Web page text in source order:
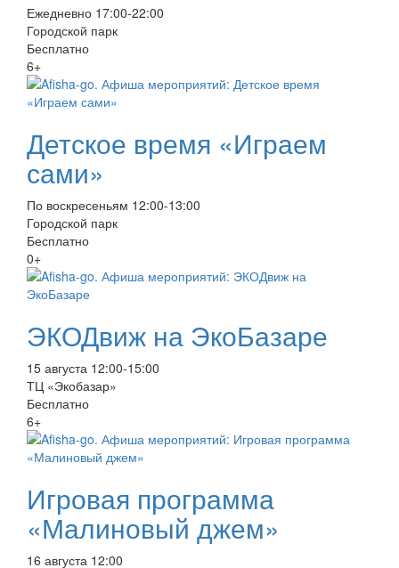
Ежедневно 17:00-22:00
Городской парк
Бесплатно
6+
Детское время «Играем
сами»
По воскресеньям 12:00-13:00
Городской парк
Бесплатно
0+
ЭКОДвиж на ЭкоБазаре
15 августа 12:00-15:00
ТЦ «Экобазар»
Бесплатно
6+
Игровая программа
«Малиновый джем»
16 августа 12:00